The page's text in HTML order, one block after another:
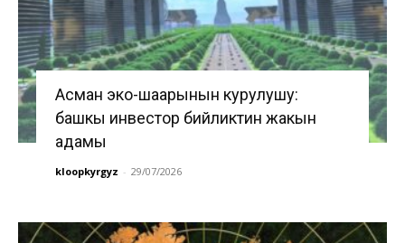
Асман эко-шаарынын курулушу:
башкы инвестор бийликтин жакын
адамы
kloopkyrgyz - 29/07/2026